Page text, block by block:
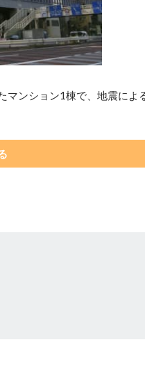
マンション1棟で、地震に